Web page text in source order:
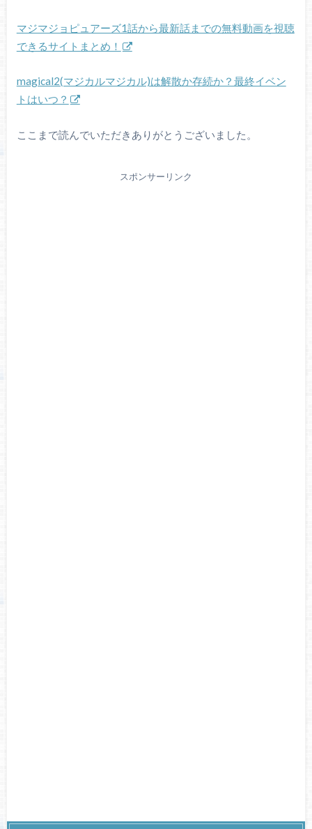
マジマジョピュアーズ1話から最新話までの無料動画を視聴
できるサイトまとめ！
magical2(マジカルマジカル)は解散か存続か？最終イベン
トはいつ？
ここまで読んでいただきありがとうございました。
スポンサーリンク